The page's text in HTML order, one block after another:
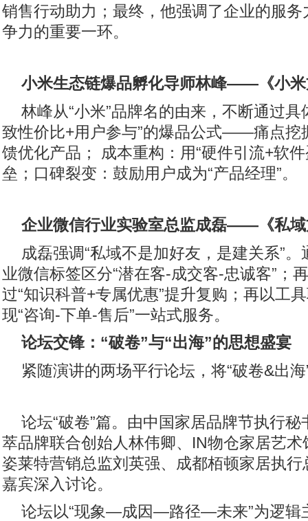
销售行动助力；最终，他强调了企业的服
争力的重要一环。
小米生态链爆品孵化导师林峰——《小
林峰从“小米”品牌名的由来，不断通过具
致性价比+用户参与”的爆品公式——痛点挖
馈优化产品； 成本重构：用“硬件引流+软
垒；口碑裂变：鼓励用户成为“产品经理”。
企业微信行业实验室总监成磊——《私
成磊强调“私域不是加好友，是建关系”
业微信标签区分“潜在客-成交客-忠诚客”；
过“知识科普+专属优惠”提升复购；再以工
现“咨询-下单-售后”一站式服务。
论坛交锋：“破卷”与“出海”的思想盛宴
紧随演讲的两场平行论坛，将“破卷&出
论坛“破卷”篇。由中国家居品牌节执行
萃品牌联合创始人林伟卿、IN物仓家居艺
姿莱特营销总监刘英强、成都栢顿家居执
嘉宾深入讨论。
论坛以“现象—成因—路径—未来”为逻辑